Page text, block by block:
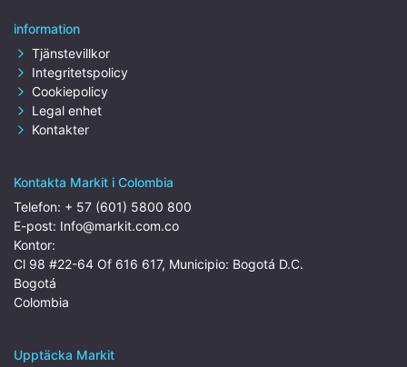
information
Tjänstevillkor
Integritetspolicy
Cookiepolicy
Legal enhet
Kontakter
Kontakta Markit i Colombia
Telefon: + 57 (601) 5800 800
E-post: Info@markit.com.co
Kontor:
Cl 98 #22-64 Of 616 617, Municipio: Bogotá D.C.
Bogotá
Colombia
Upptäcka Markit